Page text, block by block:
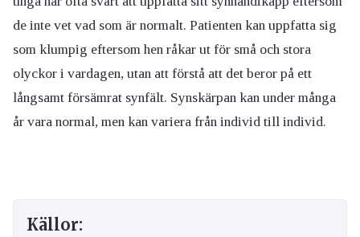
de inte vet vad som är normalt. Patienten kan uppfatta sig
som klumpig eftersom hen råkar ut för små och stora
olyckor i vardagen, utan att förstå att det beror på ett
långsamt försämrat synfält. Synskärpan kan under många
år vara normal, men kan variera från individ till individ.
Källor: